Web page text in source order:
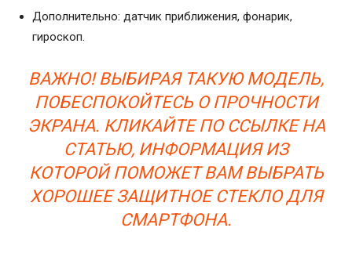
Дополнительно: датчик приближения, фонарик,
гироскоп.
ВАЖНО! ВЫБИРАЯ ТАКУЮ МОДЕЛЬ,
ПОБЕСПОКОЙТЕСЬ О ПРОЧНОСТИ
ЭКРАНА. КЛИКАЙТЕ ПО ССЫЛКЕ НА
СТАТЬЮ, ИНФОРМАЦИЯ ИЗ
КОТОРОЙ ПОМОЖЕТ ВАМ ВЫБРАТЬ
ХОРОШЕЕ ЗАЩИТНОЕ СТЕКЛО ДЛЯ
СМАРТФОНА.